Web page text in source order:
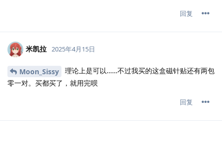
回复
米凯拉 2025年4月15日
Moon_Sissy
理论上是可以……不过我买的这盒磁针贴还有两包
零一对。买都买了，就用完呗
回复